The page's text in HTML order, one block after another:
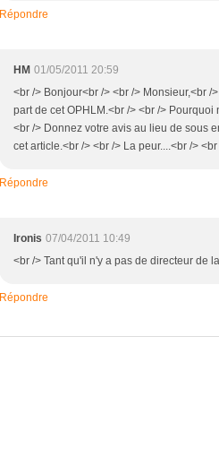
Répondre
HM 01/05/2011 20:59
<br /> Bonjour<br /> <br /> Monsieur,<br
part de cet OPHLM.<br /> <br />
<br /> Donnez votre avis au lieu de sous
cet article.<br /> <br /> La peur....<br />
Répondre
Ironis 07/04/2011 10:49
<br /> Tant qu'il n'y a pas de directeur de
Répondre